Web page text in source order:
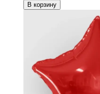
В корзину